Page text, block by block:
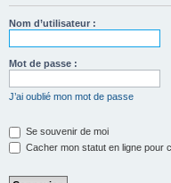
Nom d’utilisateur :
Mot de passe :
J’ai oublié mon mot de passe
Se souvenir de moi
Cacher mon statut en ligne pour